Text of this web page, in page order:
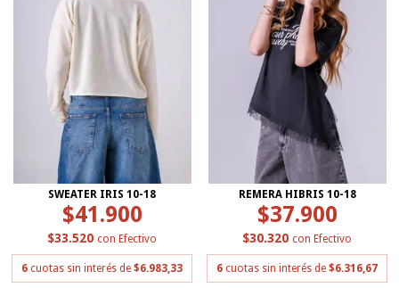
SWEATER IRIS 10-18
$41.900
$33.520 con Efectivo
6 cuotas sin interés de $6.983,33
REMERA HIBRIS 10-18
$37.900
$30.320 con Efectivo
6 cuotas sin interés de $6.316,67